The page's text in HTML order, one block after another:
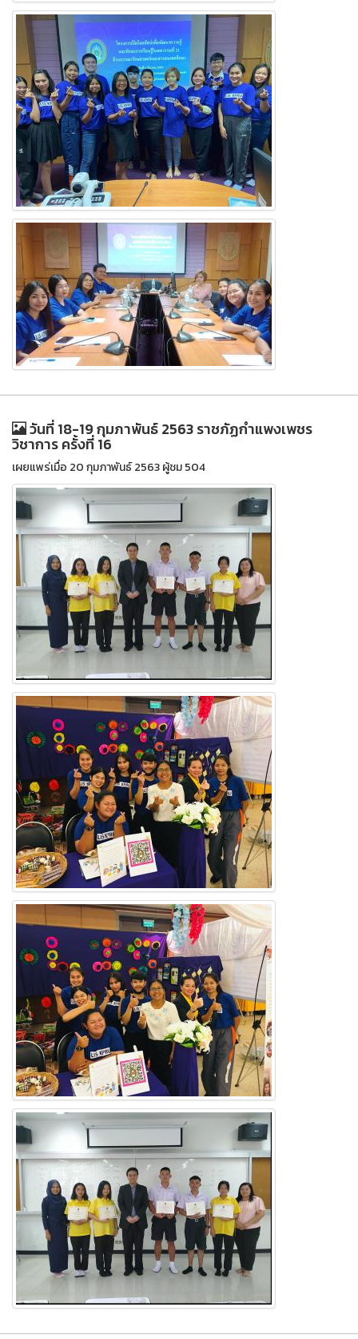
วันที่ 18-19 กุมภาพันธ์ 2563 ราชภัฏกำแพงเพชร
วิชาการ ครั้งที่ 16
เผยแพร่เมื่อ 20 กุมภาพันธ์ 2563 ผู้ชม 504